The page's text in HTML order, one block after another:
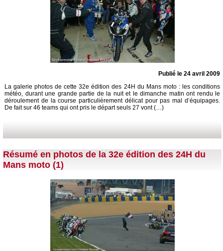
Publié le 24 avril 2009
La galerie photos de cette 32e édition des 24H du Mans moto : les conditions
météo, durant une grande partie de la nuit et le dimanche matin ont rendu le
déroulement de la course particulièrement délicat pour pas mal d’équipages.
De fait sur 46 teams qui ont pris le départ seuls 27 vont (…)
Résumé en photos de la 32e édition des 24H du
Mans moto (1)